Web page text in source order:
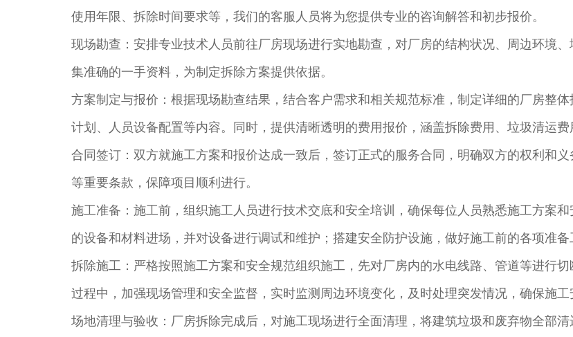
使用年限、拆除时间要求等，我们的客服人员将为您提供专业的咨询解答和初步报价。​
现场勘查：安排专业技术人员前往厂房现场进行实地勘查，对厂房的结构状况、周边环境
集准确的一手资料，为制定拆除方案提供依据。​
方案制定与报价：根据现场勘查结果，结合客户需求和相关规范标准，制定详细的厂房整
计划、人员设备配置等内容。同时，提供清晰透明的费用报价，涵盖拆除费用、垃圾清运费
合同签订：双方就施工方案和报价达成一致后，签订正式的服务合同，明确双方的权利和
等重要条款，保障项目顺利进行。​
施工准备：施工前，组织施工人员进行技术交底和安全培训，确保每位人员熟悉施工方案
的设备和材料进场，并对设备进行调试和维护；搭建安全防护设施，做好施工前的各项准备
拆除施工：严格按照施工方案和安全规范组织施工，先对厂房内的水电线路、管道等进行
过程中，加强现场管理和安全监督，实时监测周边环境变化，及时处理突发情况，确保施工
场地清理与验收：厂房拆除完成后，对施工现场进行全面清理，将建筑垃圾和废弃物全部